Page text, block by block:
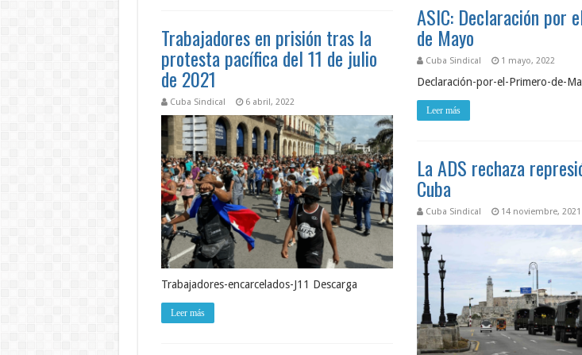
ASIC: Declaración por
de Mayo
Cuba Sindical 1 mayo, 2022
Declaración-por-el-Primero-de-
Leer más
Trabajadores en prisión tras la
protesta pacífica del 11 de julio
de 2021
Cuba Sindical 6 abril, 2022
Trabajadores-encarcelados-J11 Descarga
Leer más
La ADS rechaza
Cuba
Cuba Sindical 14 noviembre, 2021